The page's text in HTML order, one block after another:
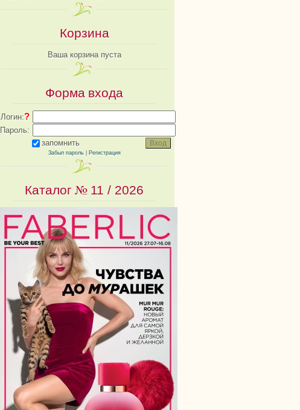
Корзина
Ваша корзина пуста
Форма входа
Логин:?
Пароль:
запомнить
Забыл пароль| Регистрация
Каталог № 11 / 2026